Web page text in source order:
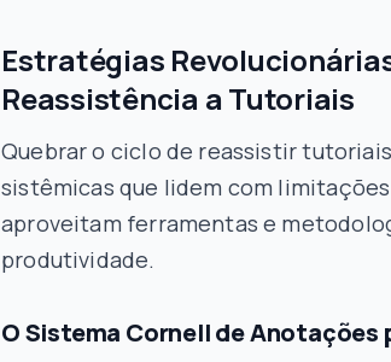
Estratégias
Reassistência a Tutoriais
Quebrar o ciclo de reassistir
sistêmicas que lidem com
aproveitam ferramentas e
produtividade.
O Sistema Cornell de Anotações